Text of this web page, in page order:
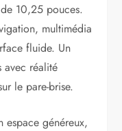
10,25 pouces.
multimédia
fluide. Un
avec réalité
le pare-brise.
espace généreux,